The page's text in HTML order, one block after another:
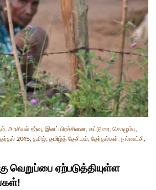
, அரசியல் தீர்வு, இனப் பிரச்சினை, கட்டுரை, கொழும்பு,
2015, தமிழ், தமிழ்த் தேசியம், தேர்தல்கள், நல்லாட்சி,
வெறுப்பை ஏற்படுத்தியுள்ள